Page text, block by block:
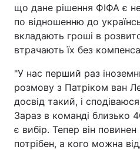
що дане рішення ФІФА є
по відношенню до
вкладають гроші в
втрачають їх без
"У нас перший раз
розмову з Патріком ван
досвід такий, і
Зараз в команді близько
є вибір. Тепер він
потрібен, а кого можна